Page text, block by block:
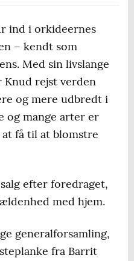
ind i orkideernes
– kendt som
Med sin livslange
Knud rejst verden
og mere udbredt i
og mange arter er
at få til at blomstre
efter foredraget,
med hjem.
generalforsamling,
fra Barrit